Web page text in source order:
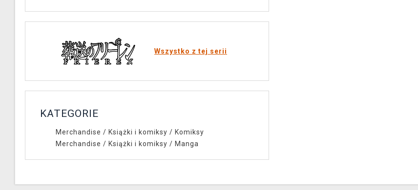
Wszystko z tej serii
KATEGORIE
Merchandise / Książki i komiksy / Komiksy
Merchandise / Książki i komiksy / Manga